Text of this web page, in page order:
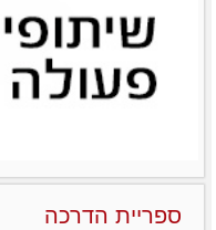
ספריית הדרכה